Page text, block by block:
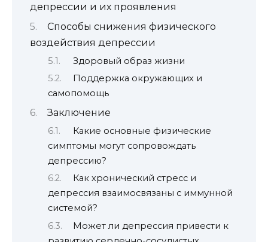
депрессии и их проявления
Способы снижения физического
воздействия депрессии
Здоровый образ жизни
Поддержка окружающих и
самопомощь
Заключение
Какие основные физические
симптомы могут сопровождать
депрессию?
Как хронический стресс и
депрессия взаимосвязаны с иммунной
системой?
Может ли депрессия привести к